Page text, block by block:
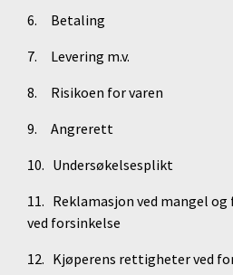
6. Betaling
7. Levering m.v.
8. Risikoen for varen
9. Angrerett
10. Undersøkelsesplikt
11. Reklamasjon ved mangel
ved forsinkelse
12. Kjøperens rettigheter ved